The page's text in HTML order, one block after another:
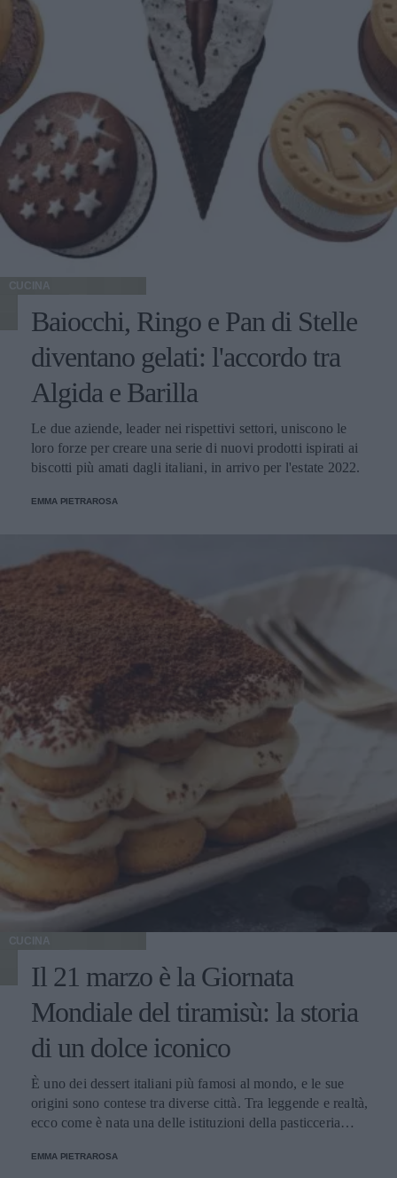
CUCINA
Baiocchi, Ringo e Pan di Stelle
diventano gelati: l'accordo tra
Algida e Barilla
Le due aziende, leader nei rispettivi settori, uniscono le
loro forze per creare una serie di nuovi prodotti ispirati ai
biscotti più amati dagli italiani, in arrivo per l'estate 2022.
EMMA PIETRAROSA
CUCINA
Il 21 marzo è la Giornata
Mondiale del tiramisù: la storia
di un dolce iconico
È uno dei dessert italiani più famosi al mondo, e le sue
origini sono contese tra diverse città. Tra leggende e realtà,
ecco come è nata una delle istituzioni della pasticceria
EMMA PIETRAROSA